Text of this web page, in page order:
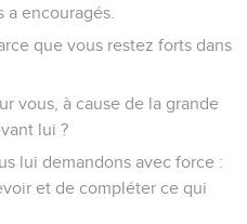
encouragés.
que vous restez forts dans
vous, à cause de la grande
lui ?
lui demandons avec force :
et de compléter ce qui